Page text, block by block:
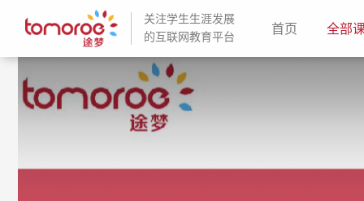
关注学生生涯发展
的互联网教育平台
首页(current)
全部